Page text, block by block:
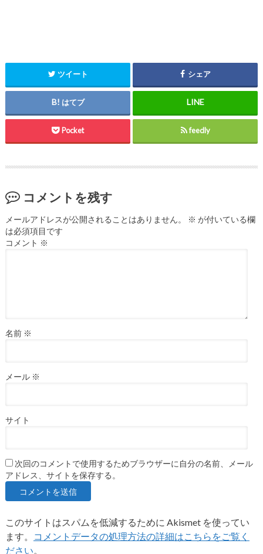
ツイート シェア
はてブ
Pocket feedly
コメントを残す
メールアドレスが公開されることはありません。 ※ が付いている欄
は必須項目です
コメント ※
名前 ※
メール ※
サイト
次回のコメントで使用するためブラウザーに自分の名前、メール
アドレス、サイトを保存する。
このサイトはスパムを低減するために Akismet を使ってい
ます。
コメントデータの処理方法の詳細はこちらをご覧く
ださい。